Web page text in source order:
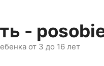
-
от 3 до 16 лет